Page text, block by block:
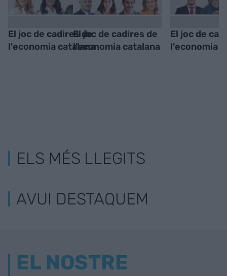
El joc de cadires de
l'economia catalana
El joc de cadires de
l'economia catalana
El joc de
l'economia
ELS MÉS LLEGITS
AVUI DESTAQUEM
EL NOSTRE